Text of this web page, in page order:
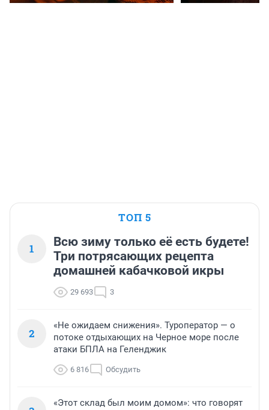
ТОП 5
1
Всю зиму только её есть будете!
Три потрясающих рецепта
домашней кабачковой икры
29 693 3
2
«Не ожидаем снижения». Туроператор — о
потоке отдыхающих на Черное море после
атаки БПЛА на Геленджик
6 816 Обсудить
«Этот склад был моим домом»: что говорят